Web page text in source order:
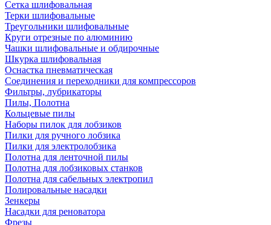
Сетка шлифовальная
Терки шлифовальные
Треугольники шлифовальные
Круги отрезные по алюминию
Чашки шлифовальные и обдирочные
Шкурка шлифовальная
Оснастка пневматическая
Соединения и переходники для компрессоров
Фильтры, лубрикаторы
Пилы, Полотна
Кольцевые пилы
Наборы пилок для лобзиков
Пилки для ручного лобзика
Пилки для электролобзика
Полотна для ленточной пилы
Полотна для лобзиковых станков
Полотна для сабельных электропил
Полировальные насадки
Зенкеры
Насадки для реноватора
Фрезы